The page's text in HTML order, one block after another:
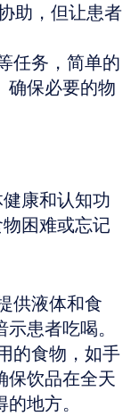
助，但让患者
任务，简单的
确保必要的物
康和认知功
困难或忘记
供液体和食
患者吃喝。
的食物，如手
保饮品在全天
地方。